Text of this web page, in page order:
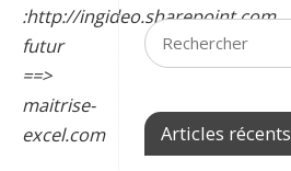
:http://ingideo.sharepoint.com
futur
==>
maitrise-
excel.com
Articles récents